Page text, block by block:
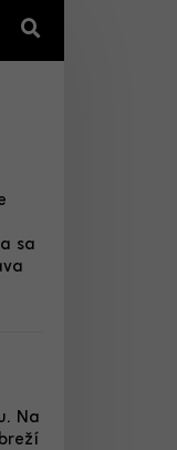
sa
Na